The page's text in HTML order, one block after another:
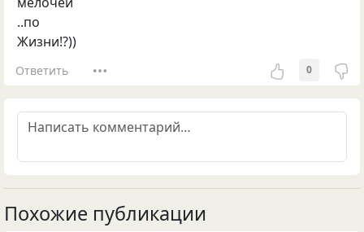
..по
Жизни!?))
Ответить 0
Похожие публикации